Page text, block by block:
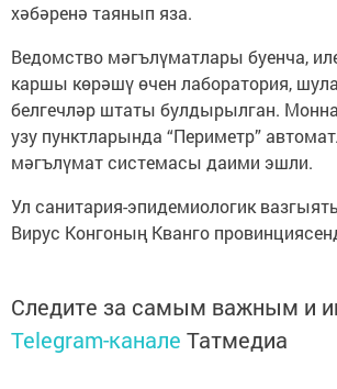
хәбәренә таянып яза.
Ведомство мәгълүматлары буенча,
каршы көрәшү өчен лаборатория,
белгечләр штаты булдырылган.
узу пунктларында “Периметр”
мәгълүмат системасы даими эшли.
Ул санитария-эпидемиологик
Вирус Конгоның Кванго
Следите за самым важным и
Telegram-канале Татмедиа